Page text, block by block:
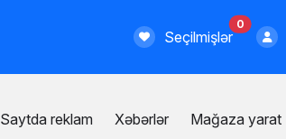
Seçilmişlər
0
Saytda reklam Xəbərlər Mağaza yarat